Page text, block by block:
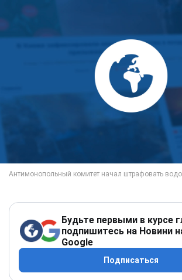
Будьте первыми в курсе
подпишитесь на Новини
Google
Подписаться